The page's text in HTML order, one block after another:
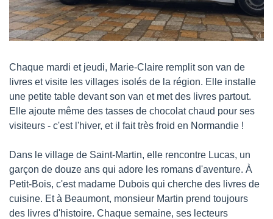
Chaque mardi et jeudi, Marie-Claire remplit son van de
livres et visite les villages isolés de la région. Elle installe
une petite table devant son van et met des livres partout.
Elle ajoute même des tasses de chocolat chaud pour ses
visiteurs - c'est l'hiver, et il fait très froid en Normandie !
Dans le village de Saint-Martin, elle rencontre Lucas, un
garçon de douze ans qui adore les romans d'aventure. À
Petit-Bois, c'est madame Dubois qui cherche des livres de
cuisine. Et à Beaumont, monsieur Martin prend toujours
des livres d'histoire. Chaque semaine, ses lecteurs